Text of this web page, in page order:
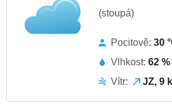
(stoupá)
Pocitově: 30
Vlhkost: 62 %
Vítr:
JZ, 9